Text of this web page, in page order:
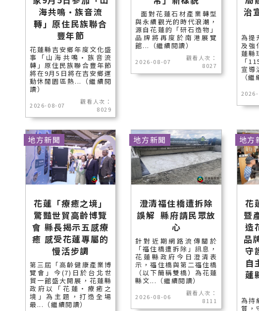
海共鳴•族音流
轉」原住民族聯合
豐年節
花蓮縣吉安鄉年度文化盛
事「山海共鳴•族音流
轉」原住民族聯合豐年節
將在9月5日將在吉安鄉運
動休閒園區熱...（繼續閱
讀）
2026-08-07
觀看人次：
8029
面對花蓮石材產業轉型
與永續觀光的時代浪潮，
源自花蓮的「研石造物」
品牌將再度於南港展覽
館...（繼續閱讀）
2026-08-07
觀看人次：
8027
治
為提
及強
蓮縣
「
宣導
（繼
花蓮「療癒之境」
驚豔世貿高齡博覽
會 縣長揭示五感療
癒 感受花蓮專屬的
慢活步調
第三屆「高齡健康產業博
覽會」今(7)日於台北世
貿一館盛大開展，花蓮縣
政府以「花蓮‧療癒之
境」為主題，打造全場
最...（繼續閱讀）
地方新聞
澄清福住橋遭拆除
誤解 縣府請民眾放
心
針對近期網路流傳關於
「福住橋遭拆除」訊息，
花蓮縣政府今日澄清表
示，福住橋與第二福住橋
（以下簡稱雙橋）為花蓮
縣文...（繼續閱讀）
2026-08-06
觀看人次：
8111
地方新聞
花
暨
造
品
守
自
蓮
為持
質，
地方